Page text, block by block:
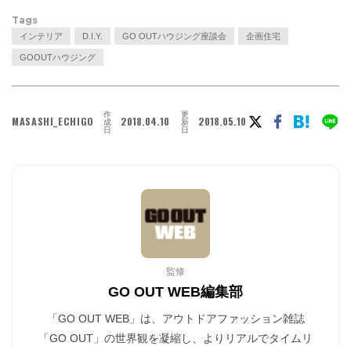
Tags
インテリア D.I.Y. GO OUTハウジング座談会 企画住宅
GOOUTハウジング
MASASHI_ECHIGO 作
成
日
2018.04.10 更
新
日
2018.05.10
監修
GO OUT WEB編集部
「GO OUT WEB」は、アウトドアファッション雑誌
「GO OUT」の世界観を凝縮し、よりリアルでタイムリ